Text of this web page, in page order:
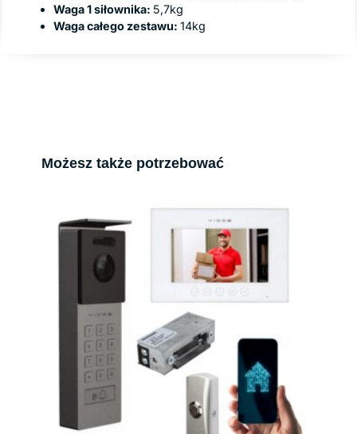
Waga 1 siłownika: 5,7kg
Waga całego zestawu: 14kg
Możesz także potrzebować